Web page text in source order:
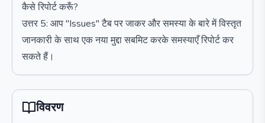
कैसे रिपोर्ट करूँ?
उत्तर 5: आप "Issues" टैब पर जाकर और समस्या के बारे में विस्तृत
जानकारी के साथ एक नया मुद्दा सबमिट करके समस्याएँ रिपोर्ट कर
सकते हैं।
विवरण